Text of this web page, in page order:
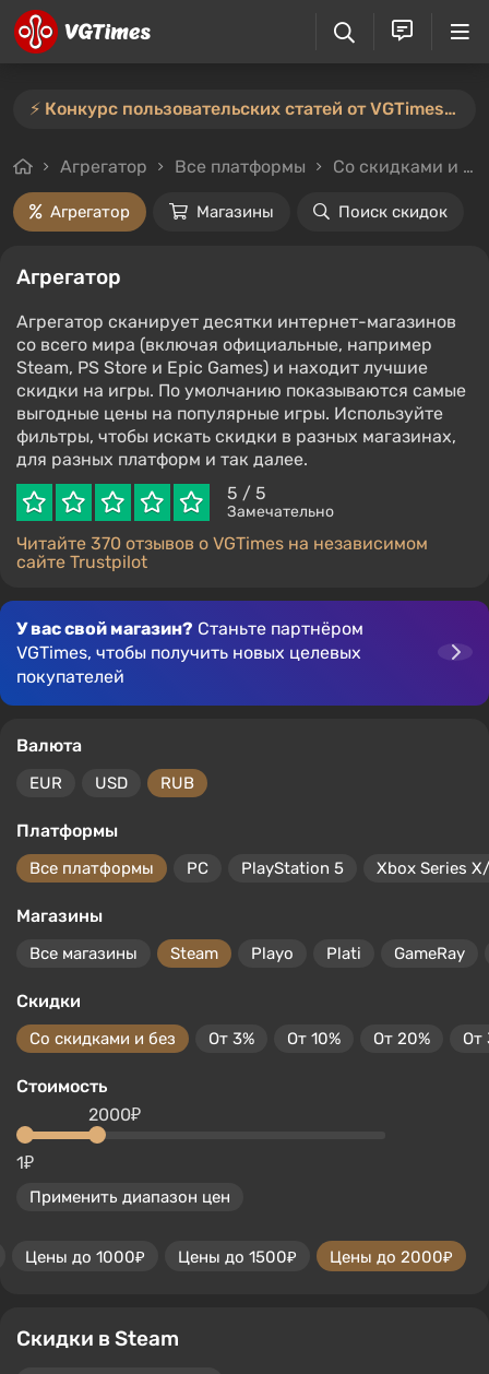
⚡️ Конкурс пользовательских статей от VGTimes продлён — участвуйте тут ⚡️
Агрегатор Все платформы Со скидками и без
Агрегатор Магазины Поиск скидок
Агрегатор
Агрегатор сканирует десятки интернет-магазинов
со всего мира (включая официальные, например
Steam, PS Store и Epic Games) и находит лучшие
скидки на игры. По умолчанию показываются самые
выгодные цены на популярные игры. Используйте
фильтры, чтобы искать скидки в разных магазинах,
для разных платформ и так далее.
5 / 5
Замечательно
Читайте 370 отзывов о VGTimes на независимом
сайте Trustpilot
У вас свой магазин? Станьте партнёром
VGTimes, чтобы получить новых целевых
покупателей
Валюта
EUR USD RUB
Платформы
Все платформы PC PlayStation 5 Xbox Series
Магазины
Все магазины Steam Playo Plati GameRay
Скидки
Со скидками и без От 3% От 10% От 20% От
Стоимость
1₽
2000₽
Применить диапазон цен
Цены до 1000₽ Цены до 1500₽ Цены до 2000₽
Скидки в Steam